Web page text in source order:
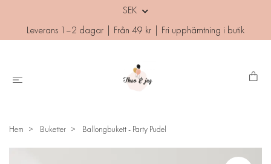
SEK
Leverans 1–2 dagar | Från 49 kr | Fri upphämtning i butik
Hem Buketter Ballongbukett - Party Pudel